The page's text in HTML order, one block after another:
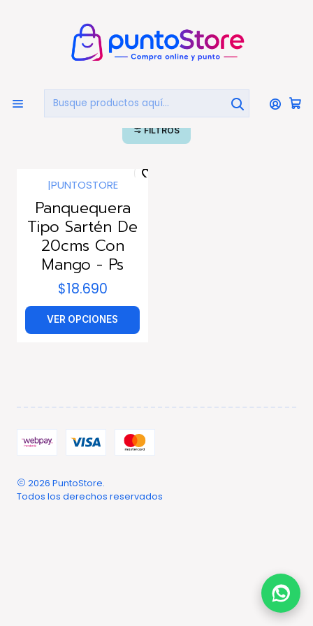
HOGAR Y DECORACIÓN Electrodomésticos
Panquequeras
Panquequeras
FILTROS
|PUNTOSTORE
Panquequera
Tipo Sartén De
20cms Con
Mango - Ps
$18.690
VER OPCIONES
2026 PuntoStore.
Todos los derechos reservados